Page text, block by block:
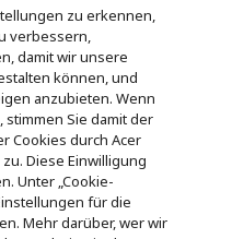
nach
Sichere
Zahlungsoptionen
und Händler der
diesem Shop angeboten
zu erkennen,
verbessern,
damit wir unsere
können, und
anzubieten. Wenn
stimmen Sie damit der
Cookies durch Acer
Diese Einwilligung
Unter „Cookie-
für die
Mehr darüber, wer wir